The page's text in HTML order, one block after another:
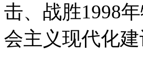
击、战胜1998
会主义现代化